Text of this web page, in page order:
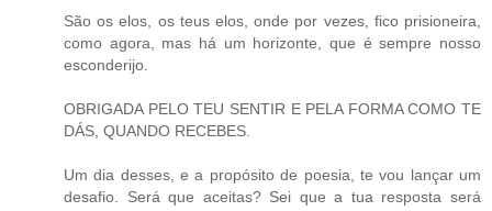
São os elos, os teus elos, onde por vezes, fico prisioneira,
como agora, mas há um horizonte, que é sempre nosso
esconderijo.
OBRIGADA PELO TEU SENTIR E PELA FORMA COMO TE
DÁS, QUANDO RECEBES.
Um dia desses, e a propósito de poesia, te vou lançar um
desafio. Será que aceitas? Sei que a tua resposta será